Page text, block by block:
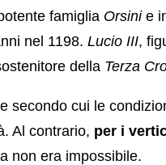
famiglia Orsini e
nel 1198. Lucio III,
della Terza
secondo cui le
Al contrario, per i
non era impossibile.